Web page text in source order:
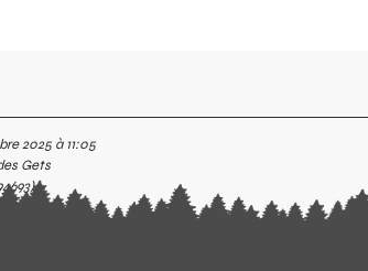
2025 à 11:05
Gets
)